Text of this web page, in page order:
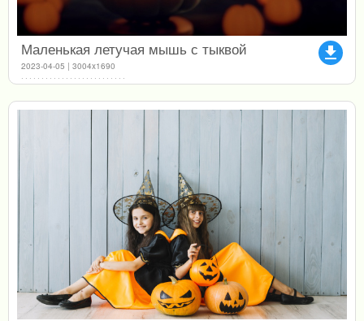
file_download
Маленькая летучая мышь с тыквой
2023-04-05 | 3004x1690